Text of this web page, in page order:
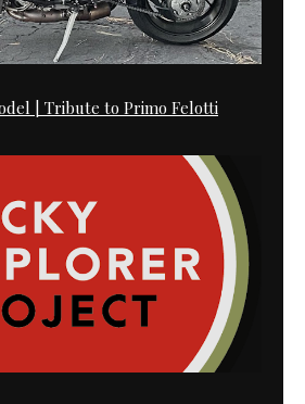
| Tribute to Primo Felotti